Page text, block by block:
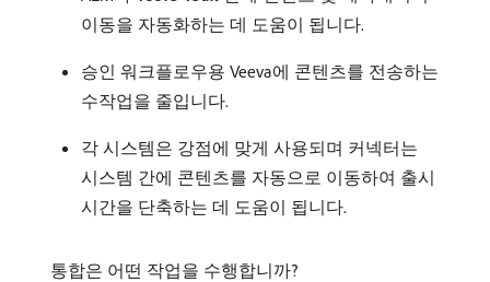
이동을 자동화하는 데 도움이 됩니다.
승인 워크플로우용 Veeva에 콘텐츠를 전송하는
수작업을 줄입니다.
각 시스템은 강점에 맞게 사용되며 커넥터는
시스템 간에 콘텐츠를 자동으로 이동하여 출시
시간을 단축하는 데 도움이 됩니다.
통합은 어떤 작업을 수행합니까?